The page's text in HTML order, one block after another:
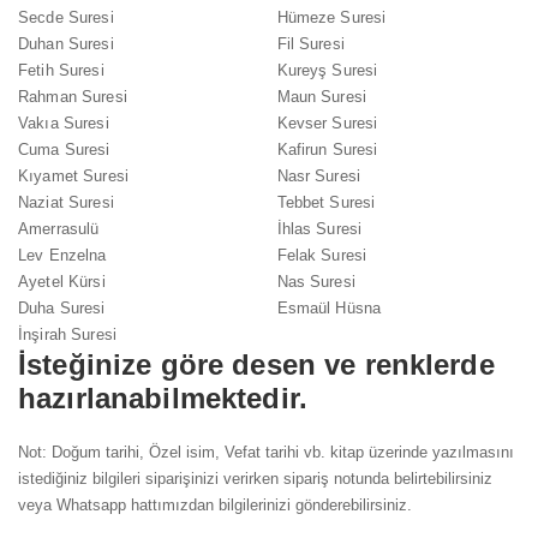
Secde Suresi
Duhan Suresi
Fetih Suresi
Rahman Suresi
Vakıa Suresi
Cuma Suresi
Kıyamet Suresi
Naziat Suresi
Amerrasulü
Lev Enzelna
Ayetel Kürsi
Duha Suresi
İnşirah Suresi
Hümeze Suresi
Fil Suresi
Kureyş Suresi
Maun Suresi
Kevser Suresi
Kafirun Suresi
Nasr Suresi
Tebbet Suresi
İhlas Suresi
Felak Suresi
Nas Suresi
Esmaül Hüsna
İsteğinize göre desen ve renklerde
hazırlanabilmektedir.
Not: Doğum tarihi, Özel isim, Vefat tarihi vb. kitap üzerinde yazılmasını
istediğiniz bilgileri siparişinizi verirken sipariş notunda belirtebilirsiniz
veya Whatsapp hattımızdan bilgilerinizi gönderebilirsiniz.